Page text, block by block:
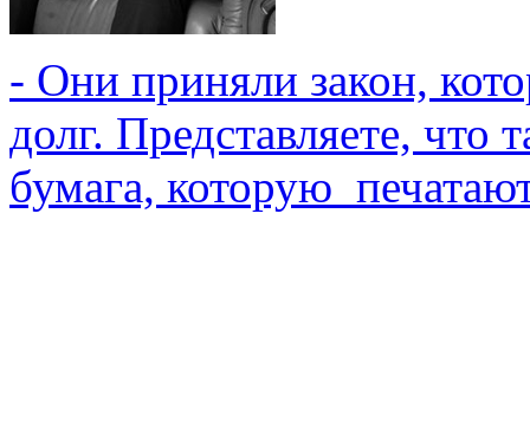
- Они приняли закон,
долг. Представляете, что
бумага, которую